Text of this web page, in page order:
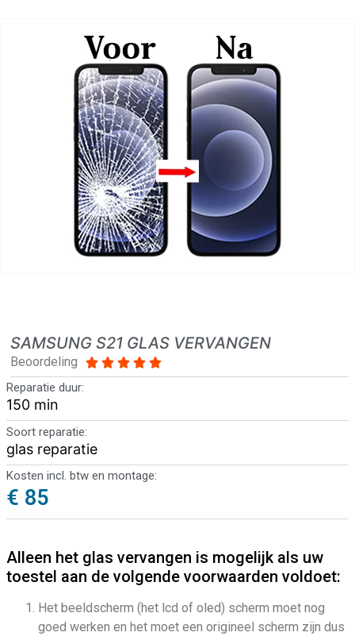
SAMSUNG S21 GLAS VERVANGEN
Beoordeling     
Reparatie duur:
150 min
Soort reparatie:
glas reparatie
Kosten incl. btw en montage:
€ 85
Alleen het glas vervangen is mogelijk als uw
toestel aan de volgende voorwaarden voldoet:
Het beeldscherm (het lcd of oled) scherm moet nog
goed werken en het moet een origineel scherm zijn dus